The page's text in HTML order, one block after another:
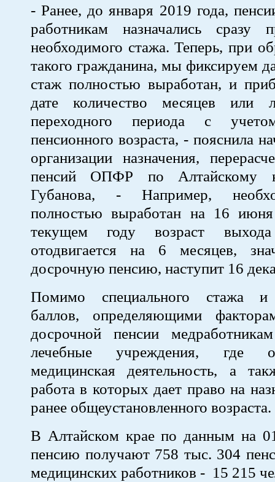
- Ранее, до января 2019 года,
работникам назначались сразу
необходимого стажа. Теперь, при
такого гражданина, мы фиксируем
стаж полностью выработан, и
дате количество месяцев или
переходного периода с
пенсионного возраста, - пояснила
организации назначения,
пенсий ОПФР по Алтайскому
Губанова, - Например,
полностью выработан на 16
текущем году возраст
отодвигается на 6 месяцев,
досрочную пенсию, наступит 16
Помимо специального стажа и
баллов, определяющими
досрочной пенсии
лечебные учреждения, где
медицинская деятельность, а
работа в которых дает право на
ранее общеустановленного возраста.
В Алтайском крае по данным на
пенсию получают 758 тыс. 304
медицинских работников - 15 215